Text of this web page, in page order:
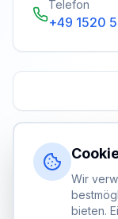
Telefon
+49 1520
Wir
bieten.